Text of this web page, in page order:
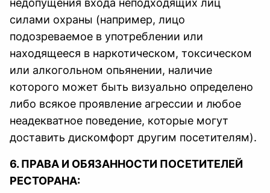
недопущения входа неподходящих лиц
силами охраны (например, лицо
подозреваемое в употреблении или
находящееся в наркотическом, токсическом
или алкогольном опьянении, наличие
которого может быть визуально определено
либо всякое проявление агрессии и любое
неадекватное поведение, которые могут
доставить дискомфорт другим посетителям).
6. ПРАВА И ОБЯЗАННОСТИ ПОСЕТИТЕЛЕЙ
РЕСТОРАНА: